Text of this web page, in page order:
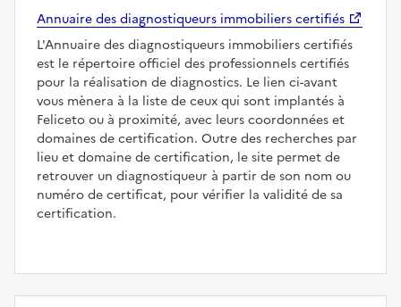
Annuaire des diagnostiqueurs immobiliers certifiés
L'Annuaire des diagnostiqueurs immobiliers certifiés
est le répertoire officiel des professionnels certifiés
pour la réalisation de diagnostics. Le lien ci-avant
vous mènera à la liste de ceux qui sont implantés à
Feliceto ou à proximité, avec leurs coordonnées et
domaines de certification. Outre des recherches par
lieu et domaine de certification, le site permet de
retrouver un diagnostiqueur à partir de son nom ou
numéro de certificat, pour vérifier la validité de sa
certification.